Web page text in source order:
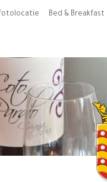
Bed & Breakfast